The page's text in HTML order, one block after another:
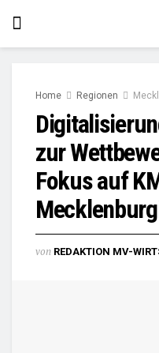
Home Regionen
zur
Fokus auf
von REDAKTION MV-